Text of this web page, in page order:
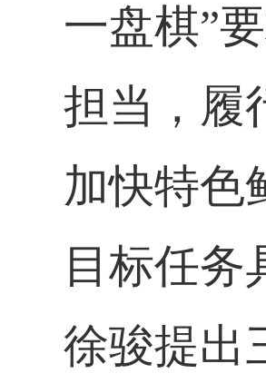
一盘棋”
担当，履
加快特色
目标任
徐骏提出